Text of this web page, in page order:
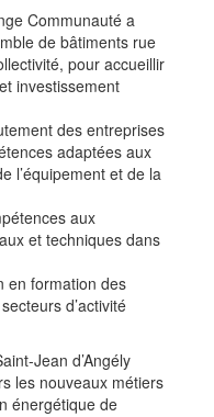
Communauté a
de bâtiments rue
pour accueillir
investissement
des entreprises
adaptées aux
l’équipement et de la
aux
et techniques dans
en formation des
d’activité
Jean d’Angély
les nouveaux métiers
énergétique de